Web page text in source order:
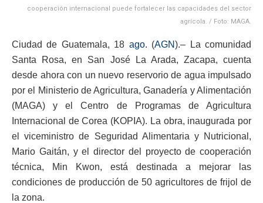
cooperación internacional puede fortalecer las capacidades del sector
agrícola. / Foto: MAGA.
Ciudad de Guatemala, 18 ago. (AGN).– La comunidad
Santa Rosa, en San José La Arada, Zacapa, cuenta
desde ahora con un nuevo reservorio de agua impulsado
por el Ministerio de Agricultura, Ganadería y Alimentación
(MAGA) y el Centro de Programas de Agricultura
Internacional de Corea (KOPIA). La obra, inaugurada por
el viceministro de Seguridad Alimentaria y Nutricional,
Mario Gaitán, y el director del proyecto de cooperación
técnica, Min Kwon, está destinada a mejorar las
condiciones de producción de 50 agricultores de frijol de
la zona.